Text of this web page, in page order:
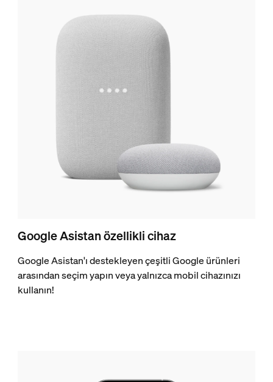
Google Asistan özellikli cihaz
Google Asistan'ı destekleyen çeşitli Google ürünleri
arasından seçim yapın veya yalnızca mobil cihazınızı
kullanın!